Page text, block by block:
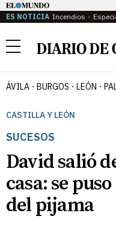
ES NOTICIA Incendios
Menú
ÁVILA BURGOS LEÓN
CASTILLA Y LEÓN
SUCESOS
David salió
casa: se
del pijama